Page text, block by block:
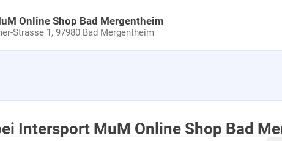
Online Shop Bad Mergentheim
Strasse 1,97980 Bad Mergentheim
Intersport MuM Online Shop Bad